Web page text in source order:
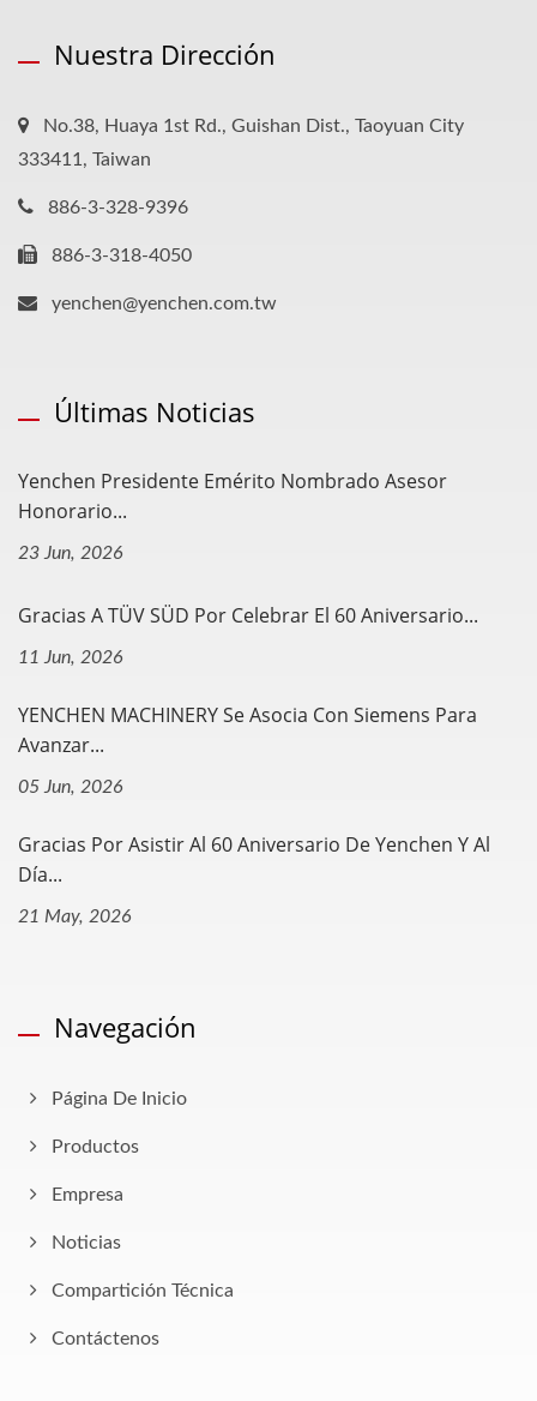
Nuestra Dirección
No.38, Huaya 1st Rd., Guishan Dist., Taoyuan City
333411, Taiwan
886-3-328-9396
886-3-318-4050
yenchen@yenchen.com.tw
Últimas Noticias
Yenchen Presidente Emérito Nombrado Asesor
Honorario...
23 Jun, 2026
Gracias A TÜV SÜD Por Celebrar El 60 Aniversario...
11 Jun, 2026
YENCHEN MACHINERY Se Asocia Con Siemens Para
Avanzar...
05 Jun, 2026
Gracias Por Asistir Al 60 Aniversario De Yenchen Y Al
Día...
21 May, 2026
Navegación
Página De Inicio
Productos
Empresa
Noticias
Compartición Técnica
Contáctenos